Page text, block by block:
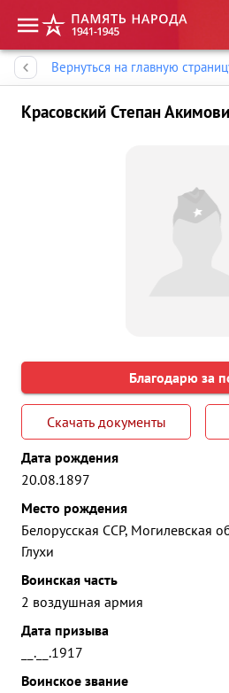
Вернуться на главную
Красовский Степан
Благодарю за
Скачать документы
Дата рождения
20.08.1897
Место рождения
Белорусская ССР, Могилевская
Глухи
Воинская часть
2 воздушная армия
Дата призыва
__.__.1917
Воинское звание
Память народа